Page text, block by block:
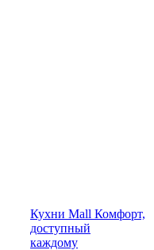
Кухни Mall Комфорт,
доступный
каждому